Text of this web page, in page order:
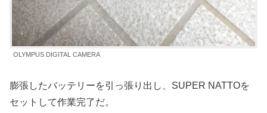
OLYMPUS DIGITAL CAMERA
膨張したバッテリーを引っ張り出し、SUPER NATTOを
セットして作業完了だ。